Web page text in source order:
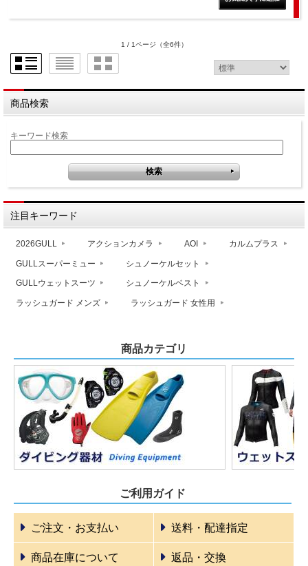
1 / 1ページ （全6件）
商品検索
キーワード検索
注目キーワード
2026GULL アクションカメラ AOI カルムプラス
GULLスーパーミュー シュノーケルセット
GULLウェットスーツ シュノーケルベスト
ラッシュガード メンズ ラッシュガード 女性用
商品カテゴリ
ご利用ガイド
ご注文・お支払い 送料・配達指定
商品在庫について 返品・交換